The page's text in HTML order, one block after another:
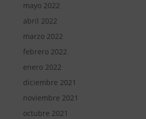
mayo 2022
abril 2022
marzo 2022
febrero 2022
enero 2022
diciembre 2021
noviembre 2021
octubre 2021